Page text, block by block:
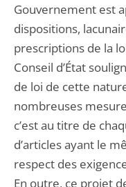
Gouvernement est
dispositions,
prescriptions de la
Conseil d’État
de loi de cette
nombreuses
c’est au titre de
d’articles ayant le
respect des
En outre, ce projet